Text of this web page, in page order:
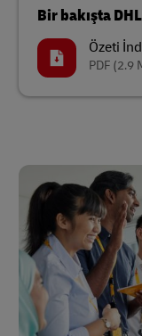
Bir bakışta
Özeti
PDF (2.9